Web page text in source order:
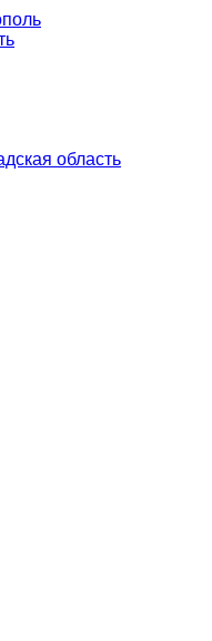
область